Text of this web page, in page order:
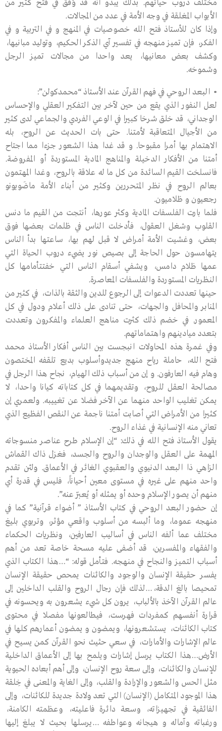
مختلف دروب حياتهم. بذلك يبدو أنه قد وُفق في فتح كثير من
الأبواب المغلقة في وجه الأمة في عدد من المجالات.
وإذا كان للأستاذ فتح الله خصوصيات في المنهج و في التربية و في
الفكر، فإن تميز منهجه في تفسير آي الذكر الحكيم، وتوليد مبانيها،
وكشف بعض معانيها، يعد واحدا من مجالات تميز الرجل
وشموخه.
• البعد الروحي في فهم القرآن عند الأستاذ “محمدكولن”:
لعل النفور الذي يقع من حين لآخر بين التفكير العقلي والإحساس
الوجداني، قد خلق شرخا كبيرا في الوعي الفردي والجماعي لدى كثير
من الأجيال المتعاقبة لأمتنا. حتى بات الحديث عن الروح، بله
الاهتمام بها أمرا مقبوحا. و قد غدا هذا الشعور جزءا مما اجتاح
أمتنا من الأفكار الدخيلة والمناهج المادية المستوردة أو المفروضة.
فانسلخت القيم السائدة من كل ما له علاقة بالروح، وغدا المهتمون
بعالم الروح في نظر المتحررين وكثير من أبناء الأمة ماضَويونو
رجعيون و ظلاميون.
فلما بارت الفلسفات المادية وكثر عورها، أنتجت من القيم ما دنس
القلوب وشغل العقول، فأدخلت الناس في ظلمات بعضها فوق
بعض، وغشيت الأمة أمراض لا قبل لهم بها، ساعتها بدأ الناس
يتهامسون حول الحاجة إلى بصيص نور يضيء دروب الحياة التي
عمها ظلام دامس، ويشفي أسقام الناس التي خفتتأمامها كل
النظريات المستوردة والفلسفات المعاصرة.
حينها تعددت الدعوات إلى الرجوع للدين والثقة بالذات، في كثير من
المنابر والمحافل والجهات، حتى تنادى على ذلك أعلام ودول في كل
المعمور. في خضم ذلك كثرت مناهج العلماء والمفكرون وتعددت
بتعدد ميادينهم واهتماماتهم.
وفي غمرة هذه المحاولات انبجست بين الناس أفكار الأستاذ محمد
فتح الله، حاملة رياح منهج جديدوأسلوب بديع تلقفه المختصون
وهام فيه العارفون. و إن من أسباب ذلك الهيام، نجاح هذا الرجل في
مصالحة العقل للروح، وتقديمهما في كل كتاباته كيانا واحدا، لا
يمكن تغليب الواحد منهما عن الآخر فضلا عن تغييبه. ولعمري إن
كثيرا من الأمراض التي أصابت أمتنا ناجمة عن النقص الفظيع الذي
تعاني منه الإنسانية في غذاء الروح.
يقول الأستاذ فتح الله في ذلك: “إن الإسلام طرح عناصر منسوجاته
المهمة على العقل والوجدان والروح والجسد، فغزل ذاك القماش
الزاهي ذا البعد الدنيوي والعقبوي الغائر في الأعماق. ولئن تقدم
واحد منهم على غيره في مستوى معين أحياناً، فليس في قدرة أي
منهم أن يصور الإسلام وحده أو يمثله أو يُعبّر عنه”.
إن حضور البعد الروحي في كتاب الأستاذ ” أضواء قرآنية” كما في
منهجه عموما، وما ألبسه من أسلوب واقعي مؤثر، وتربوي بليغ
مختلف عما ألفه الناس في أساليب العارفين، ونظريات الحكماء
والفقهاء والمفسرين، قد أضفى عليه مسحة خاصة تعد من أهم
أسباب التميز والنجاح في منهجه. فتأمل قوله: “…هذا الكتاب الذي
يفسر حقيقة الإنسان والوجود والكائنات يمحص حقيقة الإنسان
تمحيصا بالغ الدقة،…لذلك فإن رجال الروح والقلب الداخلين إلى
عالم القرآن الآخذ بالألباب، يرون كل شيء يشعرون به ويحسونه في
قرارة أنفسهم كمفردات فهرست، فيطالعونها مفصلا في محتوى
كتاب الكائنات، يستشعرونها، ويمضون و يمضون أعمارهم كلها في
عالم الإشارات والأمارات، في سعي حثيث نحو القرآن كمن يسيح في
الأرض…هذا الكتاب يرسل إشارات ويلمح بها إلى الأعماق الداخلية
للإنسان والكائنات، وإلى سعة روح الإنسان، وإلى أهم أبعاده الحيوية
مثل الحس والشعور والإرادة والقلب، وإلى الغاية والمعنى في خِلقة
هذا الموجود المتكامل (الإنسان) التي تعد ولادة جديدة للكائنات، وإلى
الفائقية في تجهيزاته، وسعة دائرة فاعليته، وعظمته الكامنة،
ورغباته وآماله و هيجانه وعواطفه …يرسلها بحيث لا يبلغ إليها